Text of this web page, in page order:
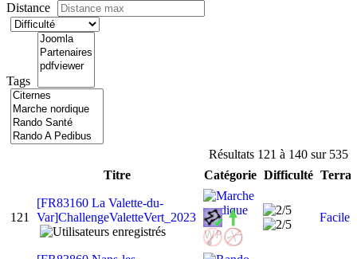
Distance
Tags
Résultats 121 à 140 sur 535
Titre
Catégorie Difficulté
121
[FR83160 La Valette-du-
Var]ChallengeValetteVert_2023
Facile